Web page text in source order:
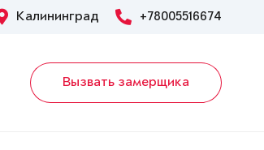
Калининград +78005516674
Вызвать замерщика